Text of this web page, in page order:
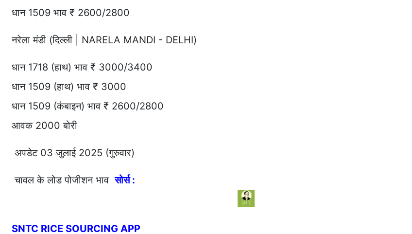
धान 1509 भाव ₹ 2600/2800
नरेला मंडी (दिल्ली | NARELA MANDI - DELHI)
धान 1718 (हाथ) भाव ₹ 3000/3400
धान 1509 (हाथ) भाव ₹ 3000
धान 1509 (कंबाइन) भाव ₹ 2600/2800
आवक 2000 बोरी
अपडेट 03 जुलाई 2025 (गुरुवार)
चावल के लोड पोजीशन भावसोर्स :
SNTC RICE SOURCING APP